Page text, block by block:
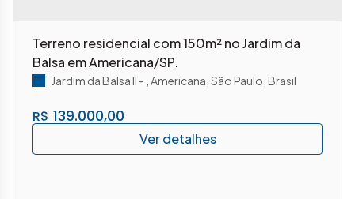
Terreno residencial com 150m² no Jardim da
Balsa em Americana/SP.
R$ 139.000,00
Jardim da Balsa II Americana São Paulo Brasil